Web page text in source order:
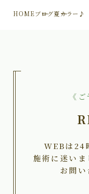
HOMEブログ夏カラー♪
《
WEBは24
施術に迷い
お問い